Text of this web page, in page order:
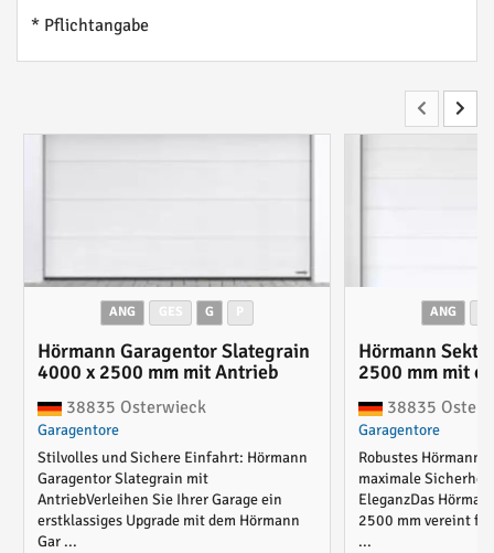
* Pflichtangabe
ANG G
Hörmann Garagentor Slategrain
4000 x 2500 mm mit Antrieb
38835 Osterwieck
Garagentore
Stilvolles und Sichere Einfahrt: Hörmann
Garagentor Slategrain mit
AntriebVerleihen Sie Ihrer Garage ein
erstklassiges Upgrade mit dem Hörmann
Gar ...
ANG
Hörmann
2500 mm mit
38835
Garagentore
Robustes Hörmann
maximale
EleganzDas
2500 mm vereint
...